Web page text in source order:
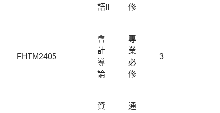
語II
修
FHTM2405
會
計
導
論
專
業
必
修
3
資
通